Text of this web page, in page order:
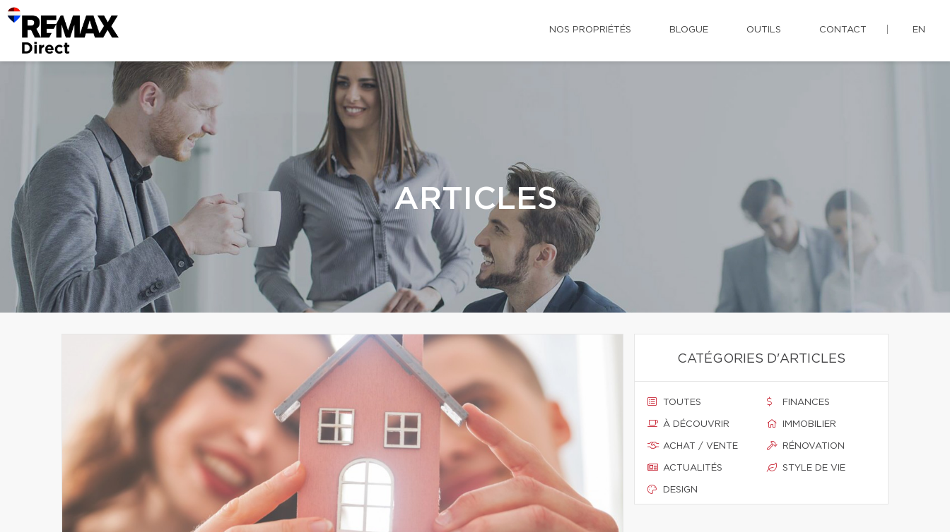
NOS PROPRIÉTÉS BLOGUE OUTILS CONTACT EN
ARTICLES
CATÉGORIES D'ARTICLES
TOUTES
À DÉCOUVRIR
ACHAT / VENTE
ACTUALITÉS
DESIGN
FINANCES
IMMOBILIER
RÉNOVATION
STYLE DE VIE